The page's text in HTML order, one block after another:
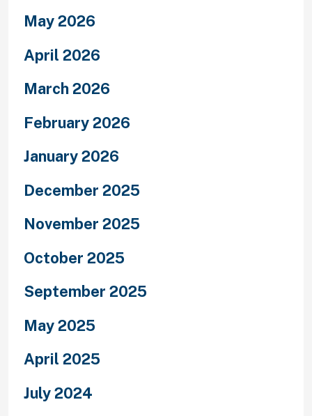
May 2026
April 2026
March 2026
February 2026
January 2026
December 2025
November 2025
October 2025
September 2025
May 2025
April 2025
July 2024